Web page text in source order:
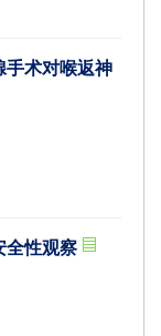
手术对喉返神
全性观察